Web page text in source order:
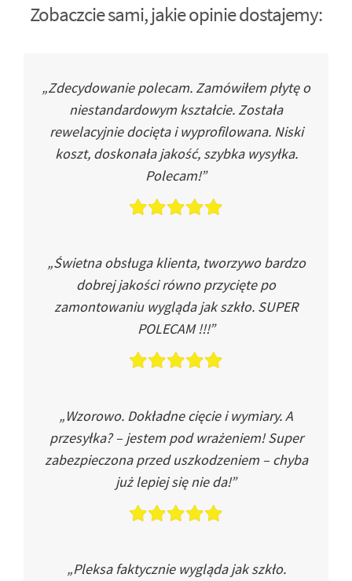
Zobaczcie sami, jakie opinie dostajemy:
„Zdecydowanie polecam. Zamówiłem płytę o
niestandardowym kształcie. Została
rewelacyjnie docięta i wyprofilowana. Niski
koszt, doskonała jakość, szybka wysyłka.
Polecam!”
„Świetna obsługa klienta, tworzywo bardzo
dobrej jakości równo przycięte po
zamontowaniu wygląda jak szkło. SUPER
POLECAM !!!”
„Wzorowo. Dokładne cięcie i wymiary. A
przesyłka? – jestem pod wrażeniem! Super
zabezpieczona przed uszkodzeniem – chyba
już lepiej się nie da!”
„Pleksa faktycznie wygląda jak szkło.